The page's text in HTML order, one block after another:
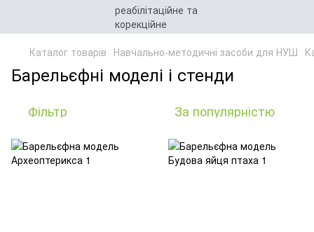
Каталог товарів Навчально-методичні засоби для НУШ
Барельєфні моделі і стенди
Фільтр За популярністю